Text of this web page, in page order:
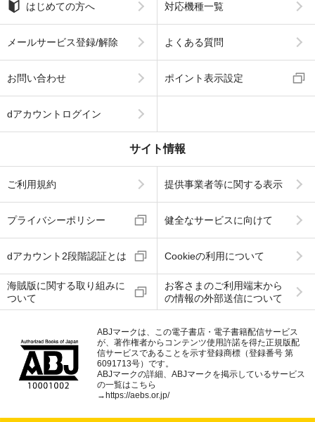
はじめての方へ 対応機種一覧
メールサービス登録/解除 よくある質問
お問い合わせ ポイント表示設定
dアカウントログイン
サイト情報
ご利用規約 提供事業者等に関する表示
プライバシーポリシー 健全なサービスに向けて
dアカウント2段階認証とは Cookieの利用について
海賊版に関する取り組みに
ついて
お客さまのご利用端末から
の情報の外部送信について
ABJマークは、この電子書店・電子書籍配信サービス
が、著作権者からコンテンツ使用許諾を得た正規版配
信サービスであることを示す登録商標（登録番号 第
6091713号）です。
ABJマークの詳細、ABJマークを掲示しているサービス
の一覧はこちら
→ https://aebs.or.jp/